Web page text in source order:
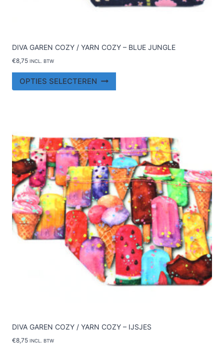
DIVA GAREN COZY / YARN COZY – BLUE JUNGLE
€8,75 INCL. BTW
OPTIES SELECTEREN
optie
kan
gekozen
worden
op
de
productpagina
DIVA GAREN COZY / YARN COZY – IJSJES
€8,75 INCL. BTW